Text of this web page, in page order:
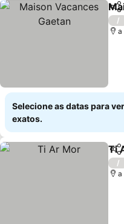
/
a
Selecione as datas para
exatos.
Ti
/
a